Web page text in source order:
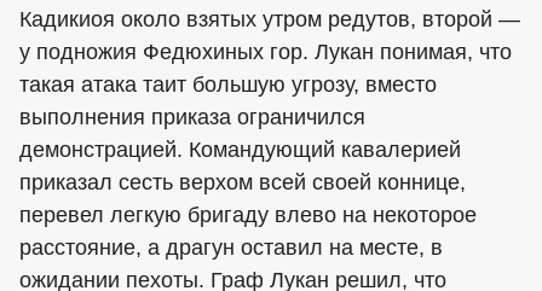
Кадикиоя около взятых утром редутов, второй —
у подножия Федюхиных гор. Лукан понимая, что
такая атака таит большую угрозу, вместо
выполнения приказа ограничился
демонстрацией. Командующий кавалерией
приказал сесть верхом всей своей коннице,
перевел легкую бригаду влево на некоторое
расстояние, а драгун оставил на месте, в
ожидании пехоты. Граф Лукан решил, что